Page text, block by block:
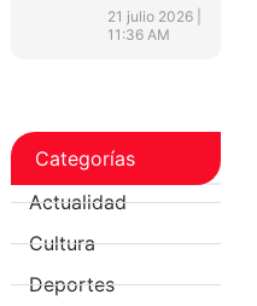
21 julio 2026
11:36 AM
Categorías
Actualidad
Cultura
Deportes